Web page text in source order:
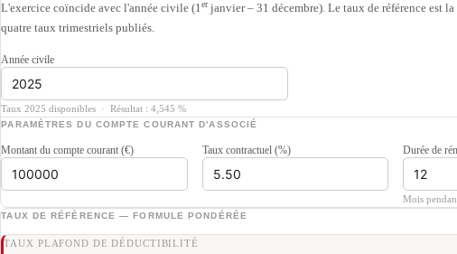
L'exercice coïncide avec l'année civile (1erjanvier – 31 décembre). Le taux de référence est
quatre taux trimestriels publiés.
Année civile
Taux 2025 disponibles · Résultat : 4,545 %
PARAMÈTRES DU COMPTE COURANT D'ASSOCIÉ
Montant du compte courant (€) Taux contractuel (%) Durée de
Mois
TAUX DE RÉFÉRENCE — FORMULE PONDÉRÉE
TAUX PLAFOND DE DÉDUCTIBILITÉ